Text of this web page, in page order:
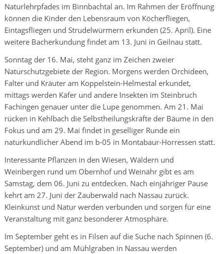
Naturlehrpfades im Binnbachtal an. Im Rahmen der Eröffnung
können die Kinder den Lebensraum von Köcherfliegen,
Eintagsfliegen und Strudelwürmern erkunden (25. April). Eine
weitere Bacherkundung findet am 13. Juni in Geilnau statt.
Sonntag der 16. Mai, steht ganz im Zeichen zweier
Naturschutzgebiete der Region. Morgens werden Orchideen,
Falter und Kräuter am Koppelstein-Helmestal erkundet,
mittags werden Käfer und andere Insekten im Steinbruch
Fachingen genauer unter die Lupe genommen. Am 21. Mai
rücken in Kehlbach die Selbstheilungskräfte der Bäume in den
Fokus und am 29. Mai findet in geselliger Runde ein
naturkundlicher Abend im b-05 in Montabaur-Horressen statt.
Interessante Pflanzen in den Wiesen, Wäldern und
Weinbergen rund um Obernhof und Weinähr gibt es am
Samstag, dem 06. Juni zu entdecken. Nach einjähriger Pause
kehrt am 27. Juni der Zauberwald nach Nassau zurück.
Kleinkunst und Natur werden verbunden und sorgen für eine
Veranstaltung mit ganz besonderer Atmosphäre.
Im September geht es in Filsen auf die Suche nach Spinnen (6.
September) und am Mühlgraben in Nassau werden